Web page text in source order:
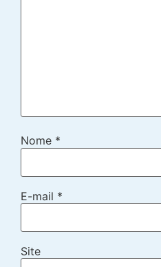
Nome *
E-mail *
Site